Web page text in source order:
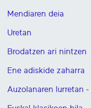
Mendiaren deia
Uretan
Brodatzen ari nintzen
Ene adiskide zaharra
Auzolanaren lurretan